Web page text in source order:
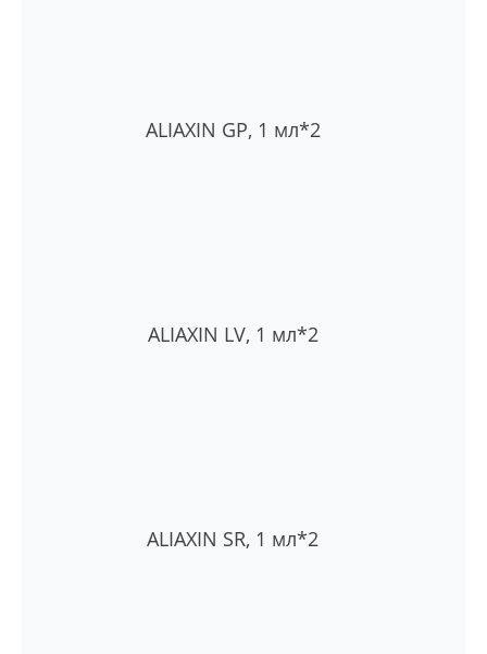
ALIAXIN GP, 1 мл*2
ALIAXIN LV, 1 мл*2
ALIAXIN SR, 1 мл*2